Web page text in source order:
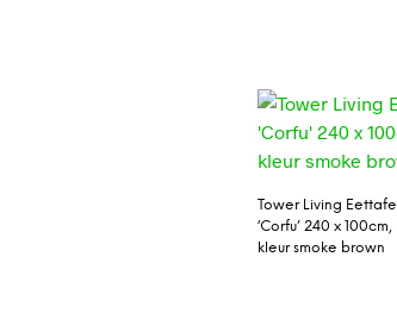
Tower Living Eettafel
‘Corfu’ 240 x 100cm,
kleur smoke brown